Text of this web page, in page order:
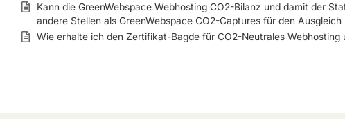
Kann die GreenWebspace Webhosting CO2-Bilanz und damit der
andere Stellen als GreenWebspace CO2-Captures für den
Wie erhalte ich den Zertifikat-Bagde für CO2-Neutrales Webhosting